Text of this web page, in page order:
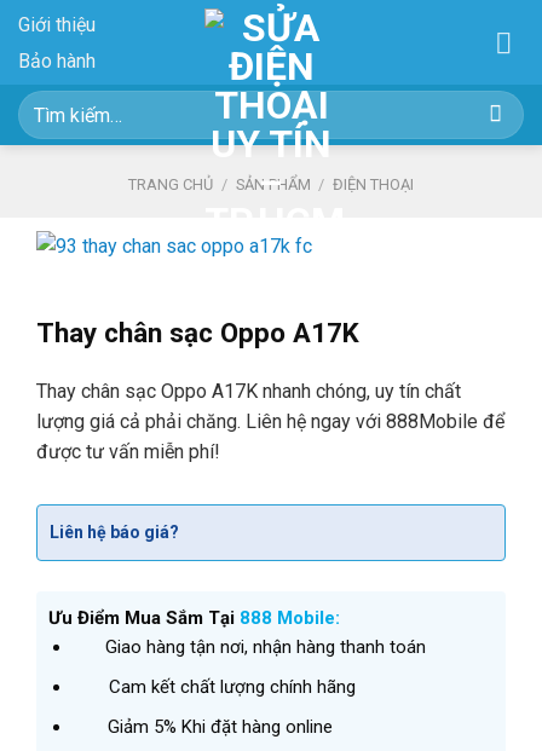
Skip
content
Giới thiệu
Bảo hành
Tìm
kiếm:
TRANG CHỦ / SẢN PHẨM / ĐIỆN THOẠI
Thay chân sạc Oppo A17K
Thay chân sạc Oppo A17K nhanh chóng, uy tín chất
lượng giá cả phải chăng. Liên hệ ngay với 888Mobile để
được tư vấn miễn phí!
Liên hệ báo giá?
Ưu Điểm Mua Sắm Tại 888 Mobile:
Giao hàng tận nơi, nhận hàng thanh toán
Cam kết chất lượng chính hãng
Giảm 5% Khi đặt hàng online